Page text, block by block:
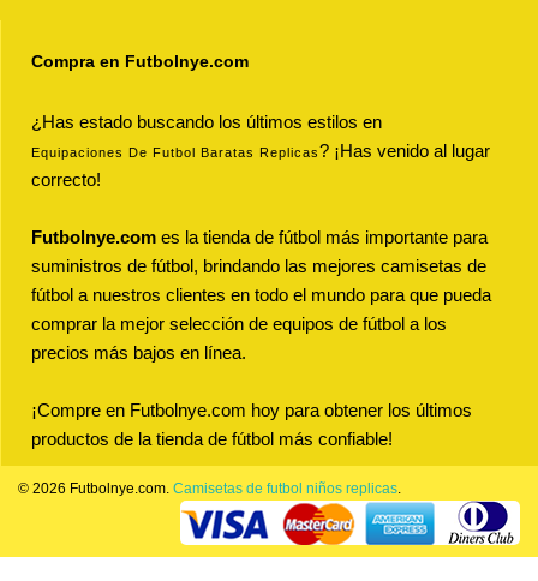
Compra en Futbolnye.com
¿Has estado buscando los últimos estilos en
Equipaciones De Futbol Baratas Replicas? ¡Has venido al lugar
correcto!
Futbolnye.com es la tienda de fútbol más importante para
suministros de fútbol, brindando las mejores camisetas de
fútbol a nuestros clientes en todo el mundo para que pueda
comprar la mejor selección de equipos de fútbol a los
precios más bajos en línea.
¡Compre en Futbolnye.com hoy para obtener los últimos
productos de la tienda de fútbol más confiable!
© 2026 Futbolnye.com. Camisetas de futbol niños replicas.